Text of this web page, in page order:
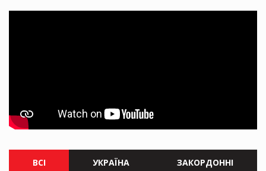
ВСІ УКРАЇНА ЗАКОРДОННІ